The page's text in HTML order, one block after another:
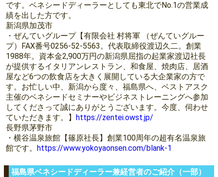
です。ベネシードディーラーとしても東北でNo.1の営業成
績を出した方です。
新潟県加茂市
・ぜんていグループ【有限会社 村将軍 （ぜんていグルー
プ）FAX番号0256-52-5563。代表取締役渡辺久二。創業
1988年。資本金2,900万円の新潟県屈指の起業家渡辺社長
が提供するイタリアンレストラン、和食屋、焼肉店、居酒
屋など6つの飲食店を大きく展開している大企業家の方で
す。お忙しい中、新潟から度々、福島県へ、ベストアスク
主催のベネシードセミナーやビジネストレーニングへ参加
してくださって誠にありがとうございます。今度、伺わせ
ていただきます。】 https://zentei.owst.jp/
長野県茅野市
・横谷温泉旅館【篠原社長】創業100周年の超有名温泉旅
館です。 https://www.yokoyaonsen.com/blank-1
福島県ベネシードディーラー兼経営者のご紹介（一部）